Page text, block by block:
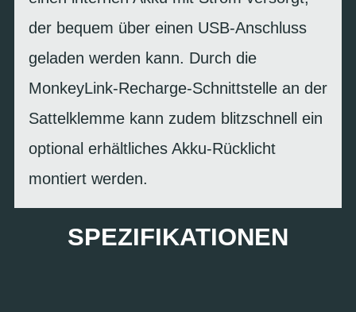
der bequem über einen USB-Anschluss
geladen werden kann. Durch die
MonkeyLink-Recharge-Schnittstelle an der
Sattelklemme kann zudem blitzschnell ein
optional erhältliches Akku-Rücklicht
montiert werden.
SPEZIFIKATIONEN